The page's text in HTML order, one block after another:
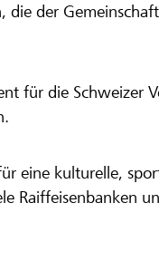
die der
für die Schweizer
eine kulturelle,
Raiffeisenbanken